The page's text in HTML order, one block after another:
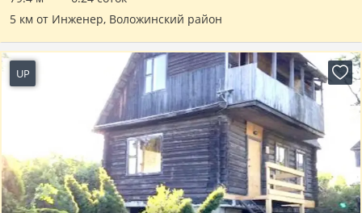
5 км от Инженер, Воложинский район
UP